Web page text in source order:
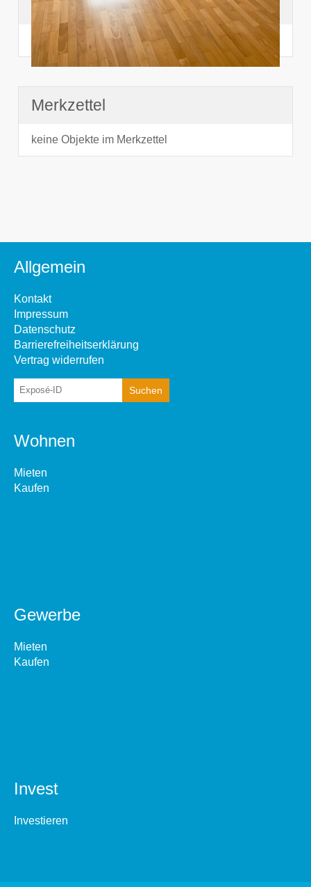
Suchhistorie
noch nichts angesehen
Merkzettel
keine Objekte im Merkzettel
Allgemein
Kontakt
Impressum
Datenschutz
Barrierefreiheitserklärung
Vertrag widerrufen
Wohnen
Mieten
Kaufen
Gewerbe
Mieten
Kaufen
Invest
Investieren